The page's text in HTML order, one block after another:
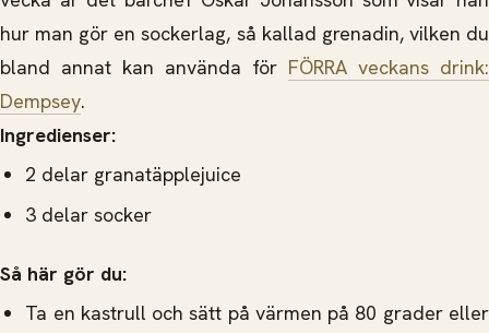
hur man gör en sockerlag, så kallad grenadin, vilken du
bland annat kan använda för FÖRRA veckans drink:
Dempsey.
Ingredienser:
2 delar granatäpplejuice
3 delar socker
Så här gör du:
Ta en kastrull och sätt på värmen på 80 grader eller